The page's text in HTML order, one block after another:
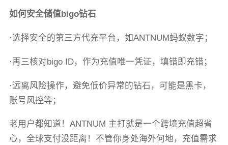
如何安全储值bigo钻石
·选择安全的第三方代充平台，如ANTNUM蚂蚁数字；
·再三核对bigo ID，作为充值唯一凭证，填错即充错；
·远离风险操作，避免低价异常的钻石，可能是黑卡，
账号风控等；
老用户都知道！ANTNUM 主打就是一个跨境充值超省
心，全球支付没距离！不管你身处海外何地，充值需求